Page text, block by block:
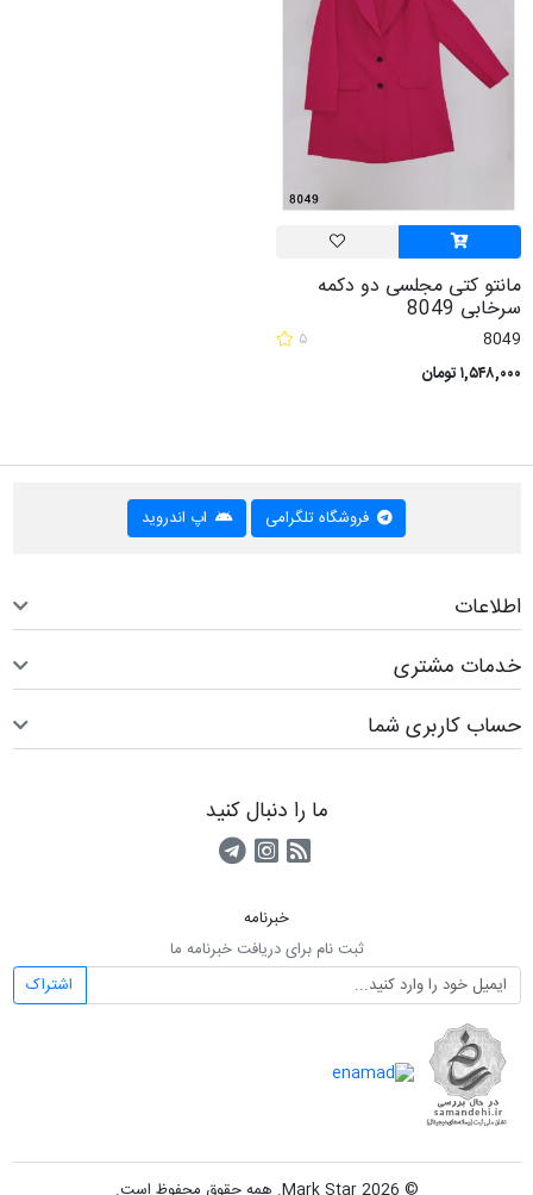
مانتو کتی مجلسی دو دکمه
سرخابی 8049
8049
۵
۱,۵۴۸,۰۰۰ تومان
فروشگاه تلگرامی اپ اندروید
اطلاعات
خدمات مشتری
حساب کاربری شما
ما را دنبال کنید
RSSکانال آپارات
کانال تلگرام
خبرنامه
ثبت نام برای دریافت خبرنامه ما
اشتراک